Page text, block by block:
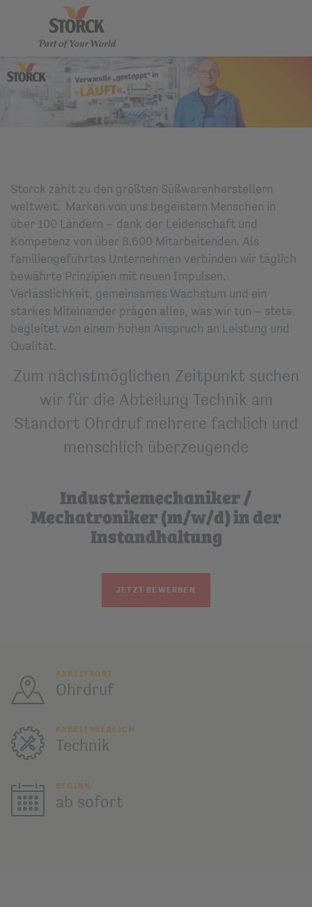
Storck zählt zu den größten Süßwarenherstellern
weltweit. Marken von uns begeistern Menschen in
über 100 Ländern – dank der Leidenschaft und
Kompetenz von über 8.600 Mitarbeitenden. Als
familiengeführtes Unternehmen verbinden wir täglich
bewährte Prinzipien mit neuen Impulsen.
Verlässlichkeit, gemeinsames Wachstum und ein
starkes Miteinander prägen alles, was wir tun – stets
begleitet von einem hohen Anspruch an Leistung und
Qualität.
Zum nächstmöglichen Zeitpunkt suchen
wir für die Abteilung Technik am
Standort Ohrdruf mehrere fachlich und
menschlich überzeugende
Industriemechaniker /
Mechatroniker (m/w/d) in der
Instandhaltung
JETZT BEWERBEN
ARBEITSORT
Ohrdruf
ARBEITSBEREICH
Technik
BEGINN
ab sofort